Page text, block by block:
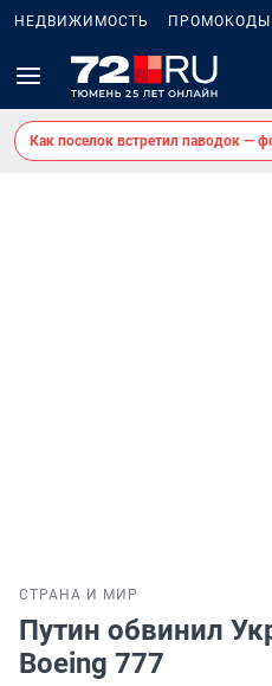
НЕДВИЖИМОСТЬ ПРОМОКОДЫ
Как поселок встретил паводок —
СТРАНА И МИР
Путин обвинил
Boeing 777